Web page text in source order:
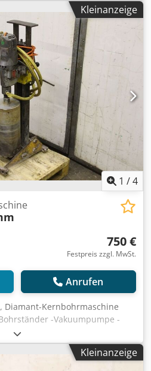
-Verkauf: nur komplett -Kleinanzeige
1 /4
750 €
Festpreis zzgl. MwSt.
Anrufen
, Diamant-Kernbohrmaschine
-Vakuumpumpe -
-Maschinenabmessungen:
53 kg
Kleinanzeige